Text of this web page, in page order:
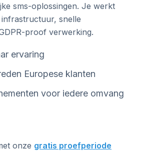
sms-oplossingen. Je werkt
snelle
proof verwerking.
ervaring
Europese klanten
voor iedere omvang
onze gratis proefperiode